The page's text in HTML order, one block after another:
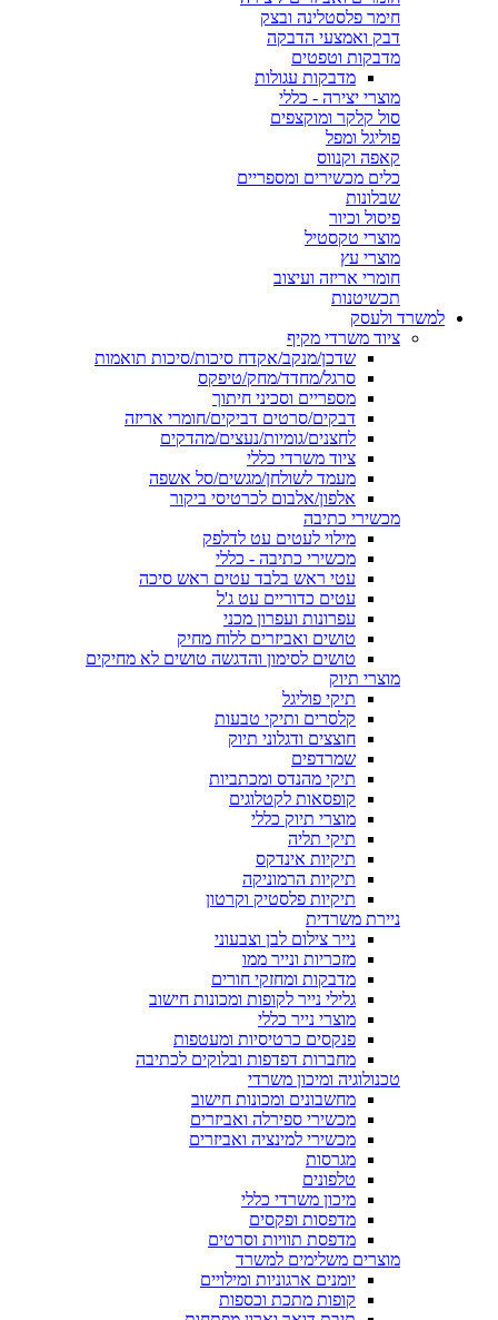
חימר פלסטלינה ובצק
דבק ואמצעי הדבקה
מדבקות וטפטים
מדבקות עגולות
מוצרי יצירה - כללי
סול קלקר ומוקצפים
פוליגל ומפל
קאפה וקנווס
כלים מכשירים ומספריים
שבלונות
פיסול וכיור
מוצרי טקסטיל
מוצרי עץ
חומרי אריזה ועיצוב
תכשיטנות
למשרד ולעסק
ציוד משרדי מקיף
שדכן/מנקב/אקדח סיכות/סיכות תואמות
סרגל/מחדד/מחק/טיפקס
מספריים וסכיני חיתוך
דבקים/סרטים דביקים/חומרי אריזה
לחצנים/גומיות/נעצים/מהדקים
ציוד משרדי כללי
מעמד לשולחן/מגשים/סל אשפה
אלפון/אלבום לכרטיסי ביקור
מכשירי כתיבה
מילוי לעטים עט לדלפק
מכשירי כתיבה - כללי
עטי ראש בלבד עטים ראש סיכה
עטים כדוריים עט ג'ל
עפרונות ועפרון מכני
טושים ואביזרים ללוח מחיק
טושים לסימון והדגשה טושים לא מחיקים
מוצרי תיוק
תיקי פוליגל
קלסרים ותיקי טבעות
חוצצים ודגלוני תיוק
שמרדפים
תיקי מהנדס ומכתביות
קופסאות לקטלוגים
מוצרי תיוק כללי
תיקי תליה
תיקיות אינדקס
תיקיות הרמוניקה
תיקיות פלסטיק וקרטון
ניירת משרדית
נייר צילום לבן וצבעוני
מזכריות ונייר ממו
מדבקות ומחזקי חורים
גלילי נייר לקופות ומכונות חישוב
מוצרי נייר כללי
פנקסים כרטיסיות ומעטפות
מחברות דפדפות ובלוקים לכתיבה
טכנולוגיה ומיכון משרדי
מחשבונים ומכונות חישוב
מכשירי ספירלה ואביזרים
מכשירי למינציה ואביזרים
מגרסות
טלפונים
מיכון משרדי כללי
מדפסות ופקסים
מדפסת תוויות וסרטים
מוצרים משלימים למשרד
יומנים ארגוניות ומילויים
קופות מתכת וכספות